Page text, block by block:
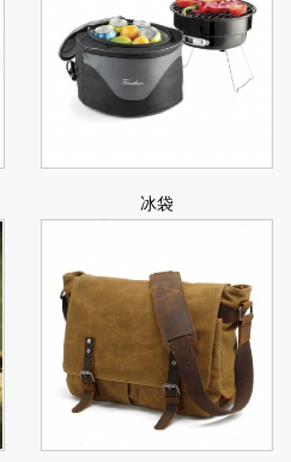
冰袋